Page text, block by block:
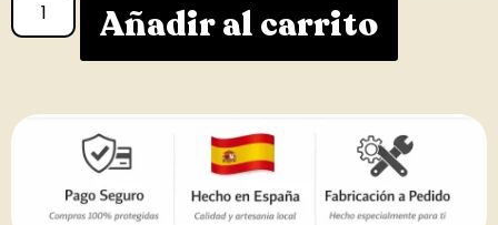
Añadir al carrito